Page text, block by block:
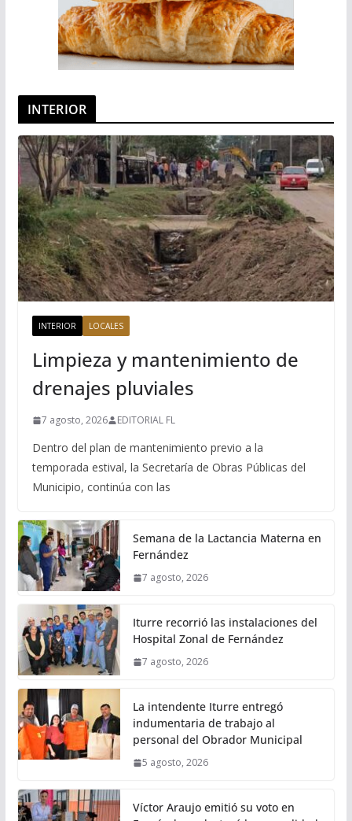
INTERIOR
INTERIOR LOCALES
Limpieza y mantenimiento de
drenajes pluviales
7 agosto, 2026 EDITORIAL FL
Dentro del plan de mantenimiento previo a la
temporada estival, la Secretaría de Obras Públicas del
Municipio, continúa con las
Semana de la Lactancia Materna en
Fernández
7 agosto, 2026
Iturre recorrió las instalaciones del
Hospital Zonal de Fernández
7 agosto, 2026
La intendente Iturre entregó
indumentaria de trabajo al
personal del Obrador Municipal
5 agosto, 2026
Víctor Araujo emitió su voto en